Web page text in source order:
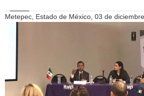
Metepec, Estado de México, 03 de